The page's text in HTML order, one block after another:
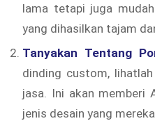
lama tetapi juga
yang dihasilkan tajam
Tanyakan Tentang
dinding custom,
jasa. Ini akan memberi
jenis desain yang